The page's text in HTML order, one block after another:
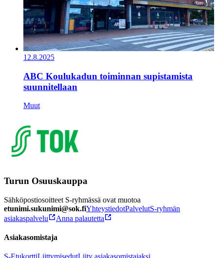
12.8.2025
ABC Koulukadun toiminnan supistamista
suunnitellaan
Muut
Turun Osuuskauppa
Sähköpostiosoitteet S-ryhmässä ovat muotoa
etunimi.sukunimi@sok.fiYhteystiedotPalvelutS-ryhmän
asiakaspalvelu
Anna palautetta
Asiakasomistaja